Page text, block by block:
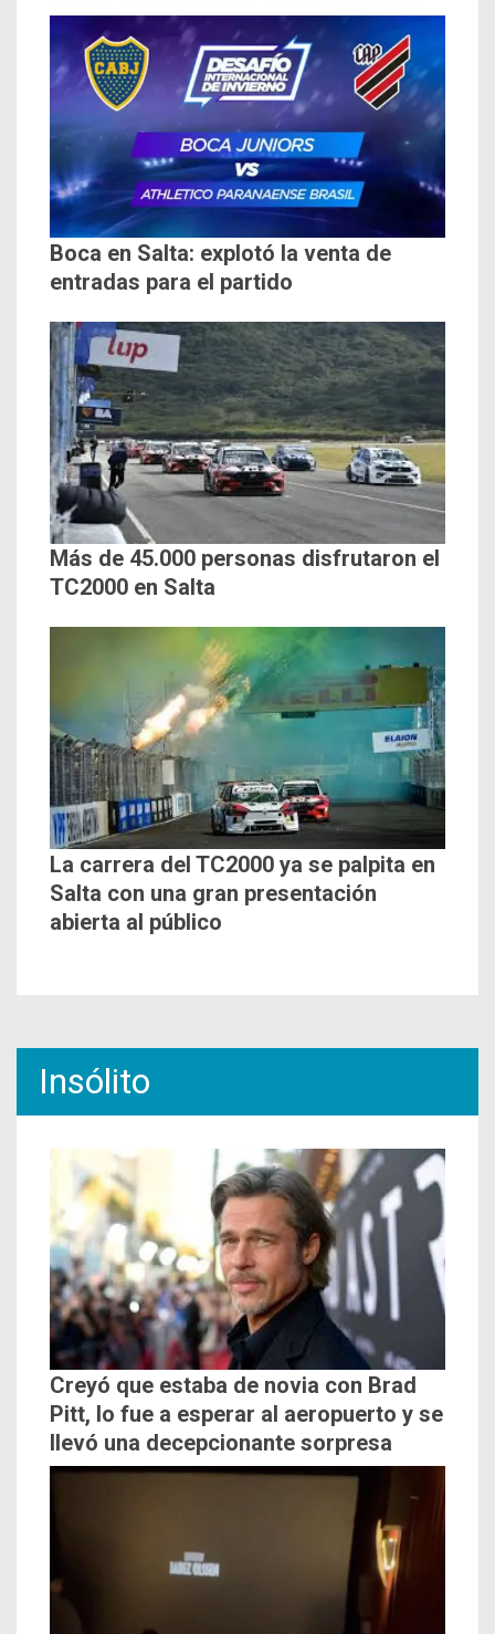
Boca en Salta: explotó la venta de
entradas para el partido
Más de 45.000 personas disfrutaron el
TC2000 en Salta
La carrera del TC2000 ya se palpita en
Salta con una gran presentación
abierta al público
Insólito
Creyó que estaba de novia con Brad
Pitt, lo fue a esperar al aeropuerto y se
llevó una decepcionante sorpresa